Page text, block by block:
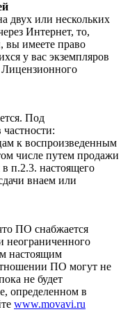
двух или нескольких
Интернет, то,
вы имеете право
у вас экземпляров
Под
к воспроизведенным
числе путем продажи
п.2.3. настоящего
внаем или
ПО снабжается
неограниченного
настоящим
ПО могут не
не будет
определенном в
www.movavi.ru